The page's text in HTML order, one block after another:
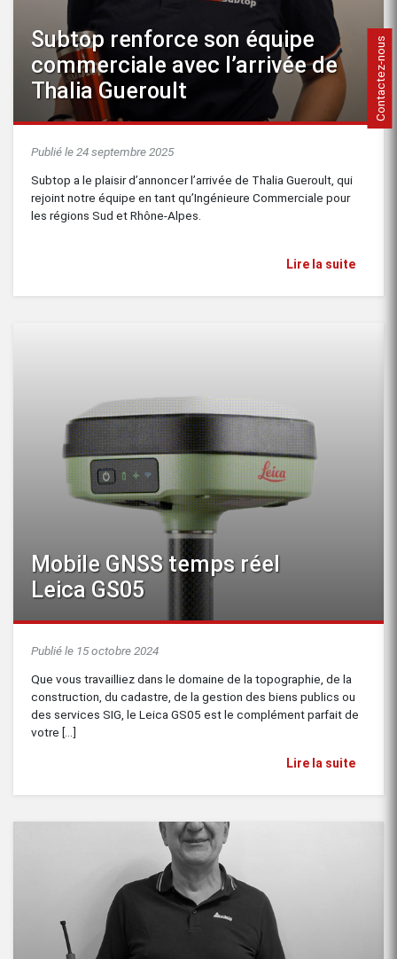
Subtop renforce son équipe
commerciale avec l’arrivée de
Thalia Gueroult
Publié le 24 septembre 2025
Subtop a le plaisir d’annoncer l’arrivée de Thalia Gueroult, qui
rejoint notre équipe en tant qu’Ingénieure Commerciale pour
les régions Sud et Rhône-Alpes.
Lire la suite
Mobile GNSS temps réel
Leica GS05
Publié le 15 octobre 2024
Que vous travailliez dans le domaine de la topographie, de la
construction, du cadastre, de la gestion des biens publics ou
des services SIG, le Leica GS05 est le complément parfait de
votre [...]
Lire la suite
Contactez-nous